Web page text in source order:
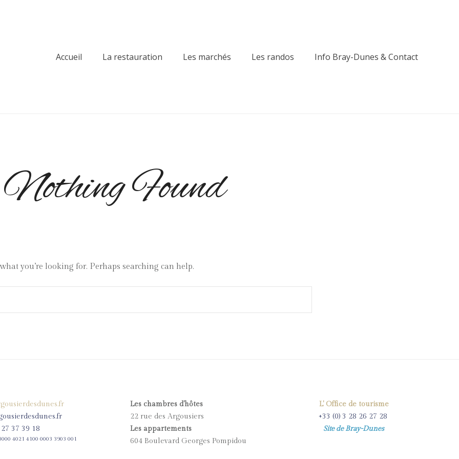
des Dunes
Accueil La restauration Les marchés Les randos Info Bray-Dunes & Contact
Nothing Found
you’re looking for. Perhaps searching can help.
27 37 39 18
4021 4100 0003 3903 001
Les chambres d'hôtes
22 rue des Argousiers
Les appartements
604 Boulevard Georges Pompidou
L' Office de tourisme
+33 (0) 3 28 26 27 28
Site de Bray-Dunes